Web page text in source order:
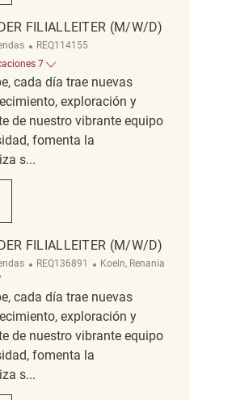
FILIALLEITER (M/W/D)
ReqId
REQ114155
7
cada día trae nuevas
exploración y
de nuestro vibrante equipo
fomenta la
s...
(m/w/d) REQ114155
Filialleiter (m/w/d)
FILIALLEITER (M/W/D)
ReqId
REQ136891 Ubicación
Koeln, Renania
cada día trae nuevas
exploración y
de nuestro vibrante equipo
fomenta la
s...